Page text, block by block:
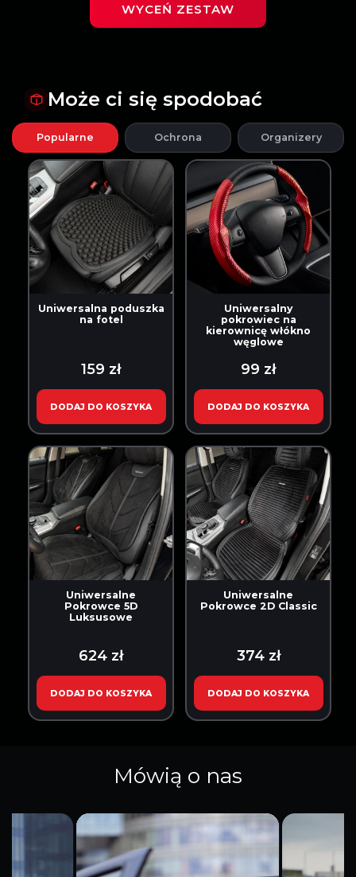
WYCEŃ ZESTAW
Może ci się spodobać
Popularne Ochrona Organizery
Uniwersalna poduszka
na fotel
159 zł
DODAJ DO KOSZYKA
Uniwersalny
pokrowiec na
kierownicę włókno
węglowe
99 zł
DODAJ DO KOSZYKA
Uniwersalne
Pokrowce 5D
Luksusowe
624 zł
DODAJ DO KOSZYKA
Uniwersalne
Pokrowce 2D Classic
374 zł
DODAJ DO KOSZYKA
Mówią o nas